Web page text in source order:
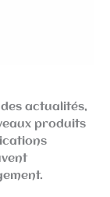
actualités,
produits